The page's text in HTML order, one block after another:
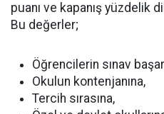
puanı ve kapanış yüzdelik
Bu değerler;
Öğrencilerin sınav
Okulun kontenjanına,
Tercih sırasına,